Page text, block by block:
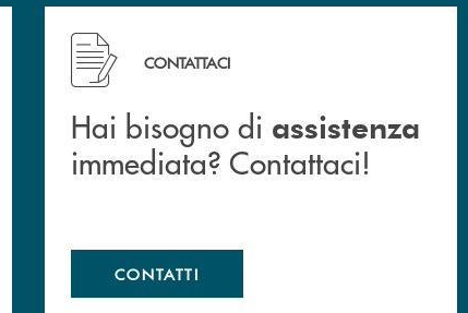
di Banca Monte Pruno
Hai bisogno di assistenza immediata? Contattaci!
CONTATTACI
Hai bisogno di assistenza
immediata? Contattaci!
CONTATTI